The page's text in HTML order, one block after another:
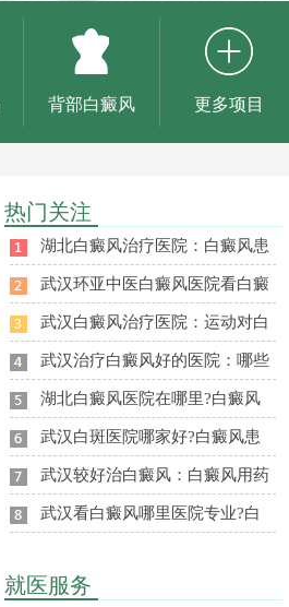
背部白癜风 更多项目
热门关注
湖北白癜风治疗医院：白癜风患
武汉环亚中医白癜风医院看白癜
武汉白癜风治疗医院：运动对白
武汉治疗白癜风好的医院：哪些
湖北白癜风医院在哪里?白癜风
武汉白斑医院哪家好?白癜风患
武汉较好治白癜风：白癜风用药
武汉看白癜风哪里医院专业?白
就医服务